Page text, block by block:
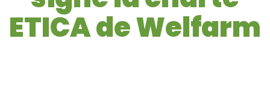
ETICA de Welfarm